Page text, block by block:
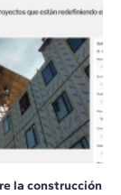
la construcción